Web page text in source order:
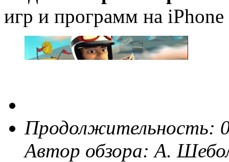
игр и программ на
Продолжительность:
Автор обзора:А.